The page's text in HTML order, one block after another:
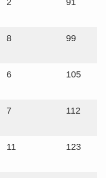
8 99
6 105
7 112
11 123